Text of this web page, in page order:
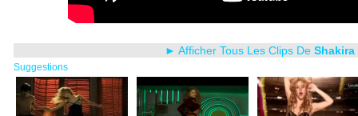
► Afficher Tous Les Clips De Shakira
Suggestions